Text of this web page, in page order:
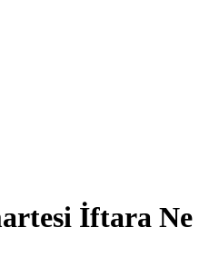
İftara Ne